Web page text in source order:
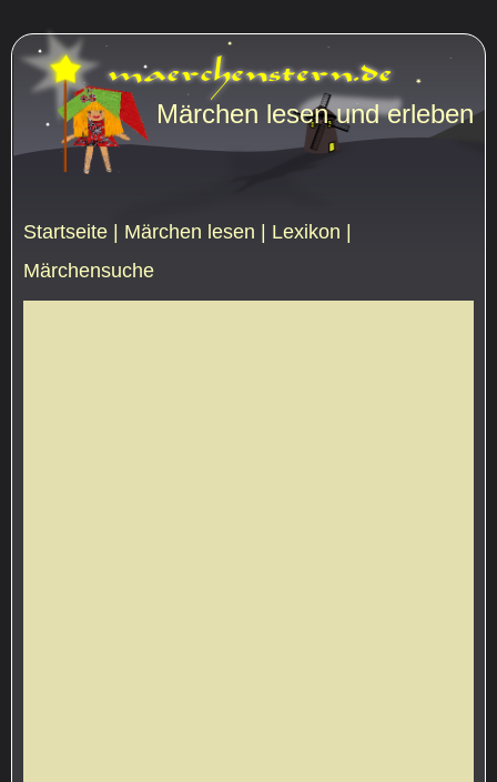
Startseite | Märchen lesen | Lexikon |
Märchensuche
Märchen lesen und erleben